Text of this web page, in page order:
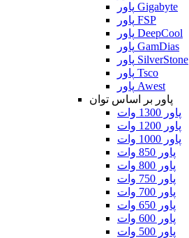
پاور Gigabyte
پاور FSP
پاور DeepCool
پاور GamDias
پاور SilverStone
پاور Tsco
پاور Awest
پاور بر اساس توان
پاور 1300 وات
پاور 1200 وات
پاور 1000 وات
پاور 850 وات
پاور 800 وات
پاور 750 وات
پاور 700 وات
پاور 650 وات
پاور 600 وات
پاور 500 وات